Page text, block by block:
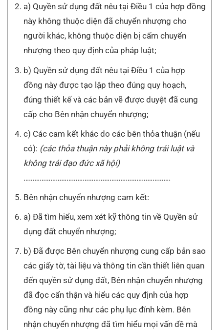
a) Quyền sử dụng đất nêu tại Điều 1 của hợp đồng
này không thuộc diện đã chuyển nhượng cho
người khác, không thuộc diện bị cấm chuyển
nhượng theo quy định của pháp luật;
b) Quyền sử dụng đất nêu tại Điều 1 của hợp
đồng này được tạo lập theo đúng quy hoạch,
đúng thiết kế và các bản vẽ được duyệt đã cung
cấp cho Bên nhận chuyển nhượng;
c) Các cam kết khác do các bên thỏa thuận (nếu
có): (các thỏa thuận này phải không trái luật và
không trái đạo đức xã hội)
……………………………………………………………………….
Bên nhận chuyển nhượng cam kết:
a) Đã tìm hiểu, xem xét kỹ thông tin về Quyền sử
dụng đất chuyển nhượng;
b) Đã được Bên chuyển nhượng cung cấp bản sao
các giấy tờ, tài liệu và thông tin cần thiết liên quan
đến quyền sử dụng đất, Bên nhận chuyển nhượng
đã đọc cẩn thận và hiểu các quy định của hợp
đồng này cũng như các phụ lục đính kèm. Bên
nhận chuyển nhượng đã tìm hiểu mọi vấn đề mà